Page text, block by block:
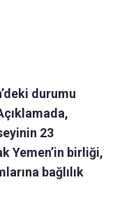
durumu
23
Yemen’in birliği,
bağlılık